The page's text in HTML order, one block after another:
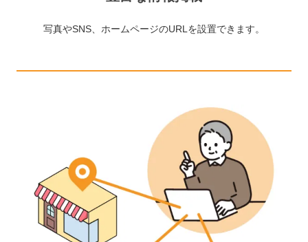
写真やSNS、ホームページのURLを設置できます。